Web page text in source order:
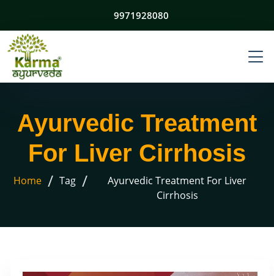
9971928080
Ayurvedic Treatment
For Liver Cirrhosis
Home / Tag /
Ayurvedic Treatment For Liver
Cirrhosis